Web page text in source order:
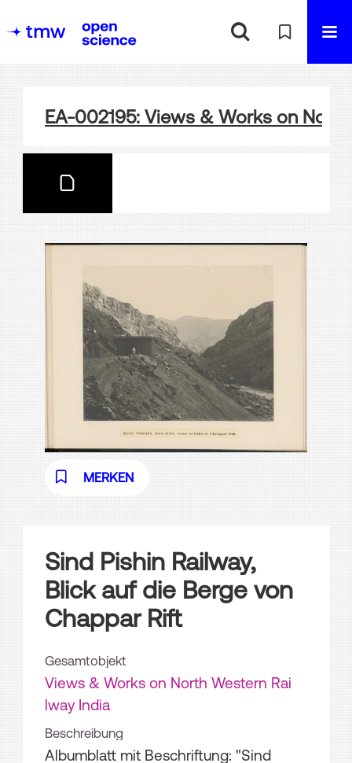
EA-002195: Views & Works on
MERKEN
Sind Pishin Railway,
Blick auf die Berge von
Chappar Rift
Gesamtobjekt
Views & Works on North Western Rai
lway India
Beschreibung
Albumblatt mit Beschriftung: "Sind